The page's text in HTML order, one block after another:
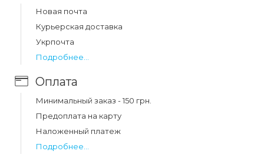
9a/9at/9i black?
Цена на чехол graphite xiaomi redmi 9a/9at/9i black
составляет 78 грн.
Новая почта
Курьерская доставка
Укрпочта
Подробнее...
Оплата
Минимальный заказ - 150 грн.
Предоплата на карту
Наложенный платеж
Подробнее...